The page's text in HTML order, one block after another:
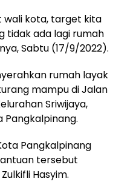
wali kota, target kita
tidak ada lagi rumah
Sabtu (17/9/2022).
rumah layak
mampu di Jalan
Sriwijaya,
Pangkalpinang.
Pangkalpinang
tersebut
Hasyim.